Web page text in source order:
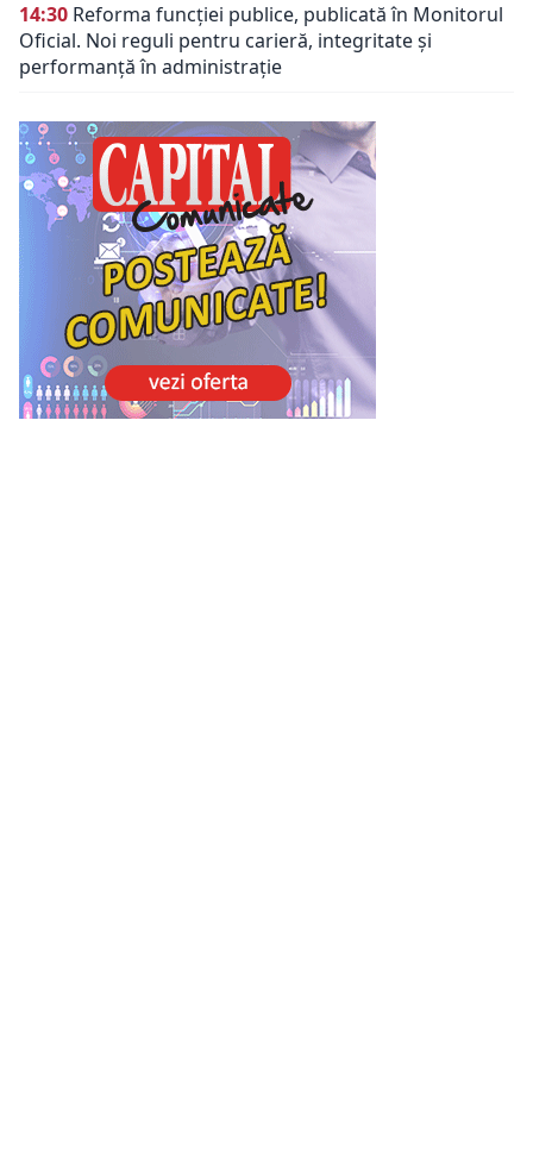
14:30 Reforma funcției publice, publicată în Monitorul
Oficial. Noi reguli pentru carieră, integritate și
performanță în administrație